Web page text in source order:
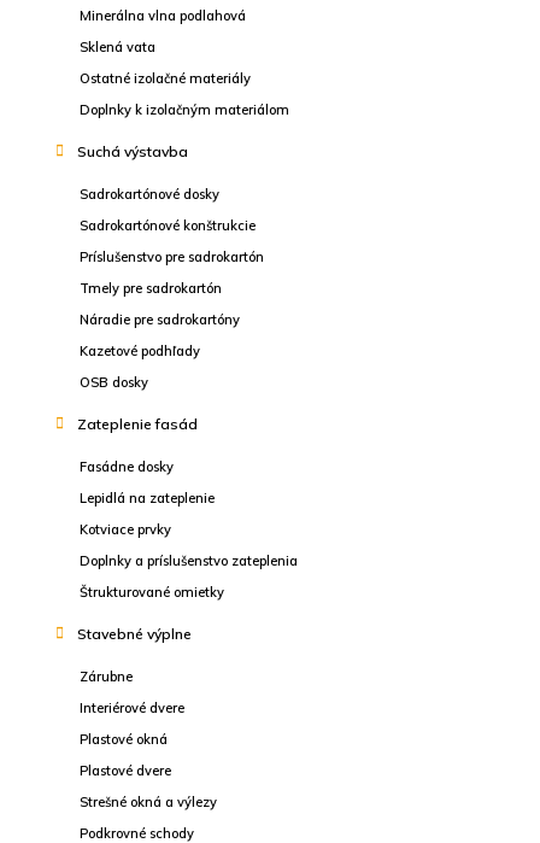
Minerálna vlna podlahová
Sklená vata
Ostatné izolačné materiály
Doplnky k izolačným materiálom
Suchá výstavba
Sadrokartónové dosky
Sadrokartónové konštrukcie
Príslušenstvo pre sadrokartón
Tmely pre sadrokartón
Náradie pre sadrokartóny
Kazetové podhľady
OSB dosky
Zateplenie fasád
Fasádne dosky
Lepidlá na zateplenie
Kotviace prvky
Doplnky a príslušenstvo zateplenia
Štrukturované omietky
Stavebné výplne
Zárubne
Interiérové dvere
Plastové okná
Plastové dvere
Strešné okná a výlezy
Podkrovné schody